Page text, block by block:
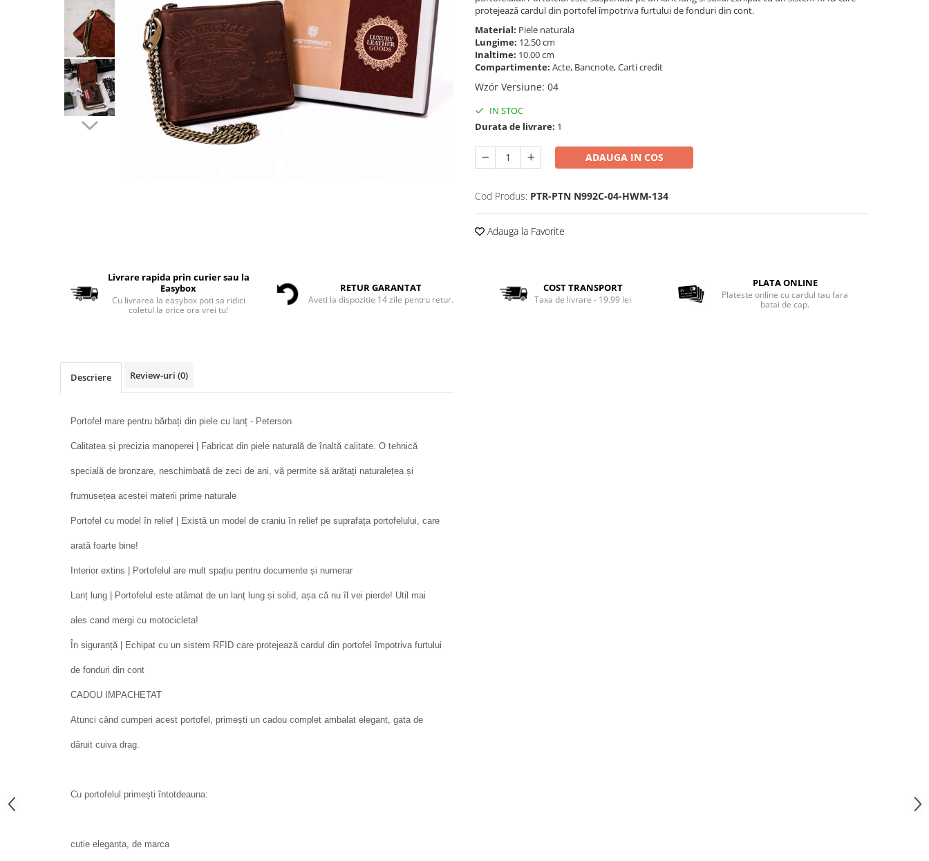
protejează cardul din portofel împotriva furtului de fonduri din cont.
Material: Piele naturala
Lungime: 12.50 cm
Inaltime: 10.00 cm
Compartimente: Acte, Bancnote, Carti credit
Wzór Versiune: 04
IN STOC
Durata de livrare: 1
ADAUGA IN COS
Cod Produs: PTR-PTN N992C-04-HWM-134
Adauga la Favorite
Livrare rapida prin curier sau la
Easybox
Cu livrarea la easybox poti sa ridici
coletul la orice ora vrei tu!
RETUR GARANTAT
Aveti la dispozitie 14 zile pentru retur.
COST TRANSPORT
Taxa de livrare - 19.99 lei
PLATA ONLINE
Plateste online cu cardul tau fara
batai de cap.
Descriere Review-uri (0)
Portofel mare pentru bărbați din piele cu lanț - Peterson
Calitatea și precizia manoperei | Fabricat din piele naturală de înaltă calitate. O tehnică
specială de bronzare, neschimbată de zeci de ani, vă permite să arătați naturalețea și
frumusețea acestei materii prime naturale
Portofel cu model în relief | Există un model de craniu în relief pe suprafața portofelului, care
arată foarte bine!
Interior extins | Portofelul are mult spațiu pentru documente și numerar
Lanț lung | Portofelul este atârnat de un lanț lung și solid, așa că nu îl vei pierde! Util mai
ales cand mergi cu motocicleta!
În siguranță | Echipat cu un sistem RFID care protejează cardul din portofel împotriva furtului
de fonduri din cont
CADOU IMPACHETAT
Atunci când cumperi acest portofel, primești un cadou complet ambalat elegant, gata de
dăruit cuiva drag.
Cu portofelul primești întotdeauna:
cutie eleganta, de marca